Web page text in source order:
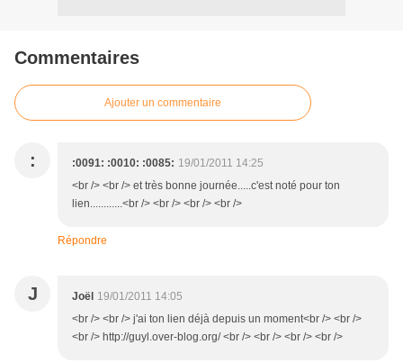
Commentaires
Ajouter un commentaire
: :0091: :0010: :0085: 19/01/2011 14:25
<br /> <br /> et très bonne journée.....c'est noté pour ton
lien............<br /> <br /> <br /> <br />
Répondre
J Joël 19/01/2011 14:05
<br /> <br /> j'ai ton lien déjà depuis un moment<br /> <br />
<br /> http://guyl.over-blog.org/ <br /> <br /> <br /> <br />